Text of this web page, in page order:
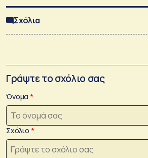
Σχόλια
Γράψτε το σχόλιο σας
Όνομα
Σχόλιο